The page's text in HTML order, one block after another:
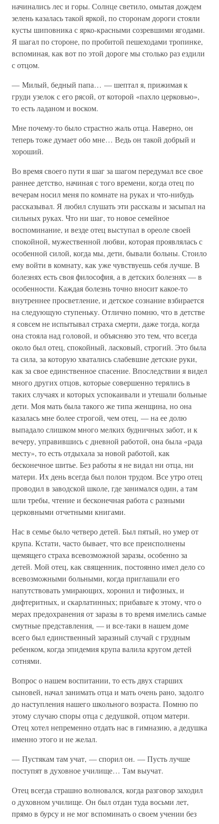
начинались лес и горы. Солнце светило, омытая дождем
зелень казалась такой яркой, по сторонам дороги стояли
кусты шиповника с ярко-красными созревшими ягодами.
Я шагал по стороне, по пробитой пешеходами тропинке,
вспоминая, как вот по этой дороге мы столько раз ездили
с отцом.
— Милый, бедный папа… — шептал я, прижимая к
груди узелок с его рясой, от которой «пахло церковью»,
то есть ладаном и воском.
Мне почему-то было страстно жаль отца. Наверно, он
теперь тоже думает обо мне… Ведь он такой добрый и
хороший.
Во время своего пути я шаг за шагом передумал все свое
раннее детство, начиная с того времени, когда отец по
вечерам носил меня по комнате на руках и что-нибудь
рассказывал. Я любил слушать эти рассказы и засыпал на
сильных руках. Что ни шаг, то новое семейное
воспоминание, и везде отец выступал в ореоле своей
спокойной, мужественной любви, которая проявлялась с
особенной силой, когда мы, дети, бывали больны. Стоило
ему войти в комнату, как уже чувствуешь себя лучше. В
болезнях есть своя философия, а в детских болезнях — в
особенности. Каждая болезнь точно вносит какое-то
внутреннее просветление, и детское сознание взбирается
на следующую ступеньку. Отлично помню, что в детстве
я совсем не испытывал страха смерти, даже тогда, когда
она стояла над головой, и объясняю это тем, что всегда
около был отец, спокойный, ласковый, строгий. Это была
та сила, за которую хватались слабевшие детские руки,
как за свое единственное спасение. Впоследствии я видел
много других отцов, которые совершенно терялись в
таких случаях и которых успокаивали и утешали больные
дети. Моя мать была такого же типа женщина, но она
казалась мне более строгой, чем отец, — на ее долю
выпадало слишком много мелких будничных забот, и к
вечеру, управившись с дневной работой, она была «рада
месту», то есть отдыхала за новой работой, как
бесконечное шитье. Без работы я не видал ни отца, ни
матери. Их день всегда был полон трудом. Все утро отец
проводил в заводской школе, где занимался один, а там
шли требы, чтение и бесконечная работа с разными
церковными отчетными книгами.
Нас в семье было четверо детей. Был пятый, но умер от
крупа. Кстати, часто бывает, что все преисполнены
щемящего страха всевозможной заразы, особенно за
детей. Мой отец, как священник, постоянно имел дело со
всевозможными больными, когда приглашали его
напутствовать умирающих, хоронил и тифозных, и
дифтеритных, и скарлатинных; прибавьте к этому, что о
мерах предохранения от заразы в то время имелись самые
смутные представления, — и все-таки в нашем доме
всего был единственный заразный случай с грудным
ребенком, когда эпидемия крупа валила кругом детей
сотнями.
Вопрос о нашем воспитании, то есть двух старших
сыновей, начал занимать отца и мать очень рано, задолго
до наступления нашего школьного возраста. Помню по
этому случаю споры отца с дедушкой, отцом матери.
Отец хотел непременно отдать нас в гимназию, а дедушка
именно этого и не желал.
— Пустякам там учат, — спорил он. — Пусть лучше
поступят в духовное училище… Там выучат.
Отец всегда страшно волновался, когда разговор заходил
о духовном училище. Он был отдан туда восьми лет,
прямо в бурсу и не мог вспоминать о своем учении без